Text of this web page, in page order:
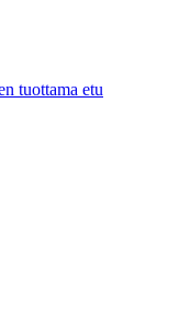
tuottama etu